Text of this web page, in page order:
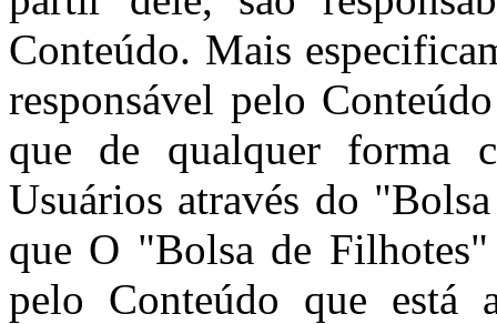
Conteúdo. Mais
responsável pelo
que de qualquer forma
Usuários através do
que O "Bolsa de
pelo Conteúdo que está